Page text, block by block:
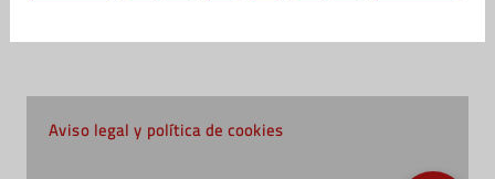
Aviso legal y política de cookies